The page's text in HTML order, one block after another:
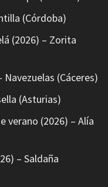
(Córdoba)
(2026) – Zorita
(Cáceres)
(Asturias)
verano (2026) – Alía
– Saldaña